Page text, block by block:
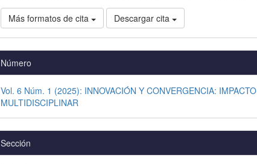
Más formatos de cita Descargar cita
Número
Vol. 6 Núm. 1 (2025): INNOVACIÓN Y CONVERGENCIA: IMPACTO
MULTIDISCIPLINAR
Sección